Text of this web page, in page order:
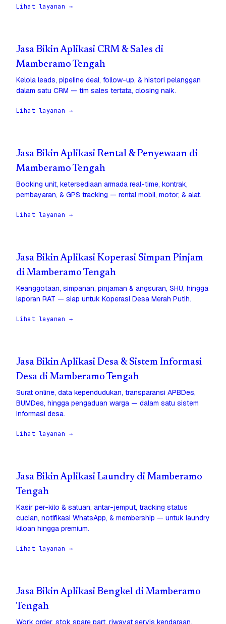
Lihat layanan →
Jasa Bikin Aplikasi CRM & Sales di
Mamberamo Tengah
Kelola leads, pipeline deal, follow-up, & histori pelanggan
dalam satu CRM — tim sales tertata, closing naik.
Lihat layanan →
Jasa Bikin Aplikasi Rental & Penyewaan di
Mamberamo Tengah
Booking unit, ketersediaan armada real-time, kontrak,
pembayaran, & GPS tracking — rental mobil, motor, & alat.
Lihat layanan →
Jasa Bikin Aplikasi Koperasi Simpan Pinjam
di Mamberamo Tengah
Keanggotaan, simpanan, pinjaman & angsuran, SHU, hingga
laporan RAT — siap untuk Koperasi Desa Merah Putih.
Lihat layanan →
Jasa Bikin Aplikasi Desa & Sistem Informasi
Desa di Mamberamo Tengah
Surat online, data kependudukan, transparansi APBDes,
BUMDes, hingga pengaduan warga — dalam satu sistem
informasi desa.
Lihat layanan →
Jasa Bikin Aplikasi Laundry di Mamberamo
Tengah
Kasir per-kilo & satuan, antar-jemput, tracking status
cucian, notifikasi WhatsApp, & membership — untuk laundry
kiloan hingga premium.
Lihat layanan →
Jasa Bikin Aplikasi Bengkel di Mamberamo
Tengah
Work order, stok spare part, riwayat servis kendaraan,